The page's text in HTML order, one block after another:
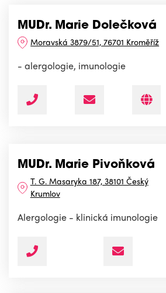
MUDr. Marie Dolečková
Moravská 3879/51, 76701 Kroměříž
- alergologie, imunologie
MUDr. Marie Pivoňková
T. G. Masaryka 187, 38101 Český
Krumlov
Alergologie - klinická imunologie